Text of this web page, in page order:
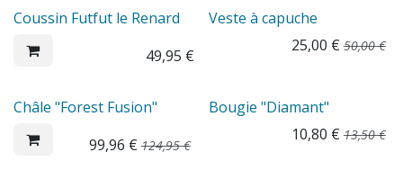
Coussin Futfut le Renard
49,95 €
Sale
Veste à capuche
25,00 € 50,00€
Sale
Châle "Forest Fusion"
99,96 € 124,95€
Sale
Bougie "Diamant"
10,80 € 13,50€